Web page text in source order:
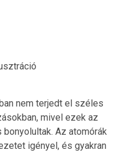
nem terjedt el széles
mivel ezek az
Az atomórák
igényel, és gyakran